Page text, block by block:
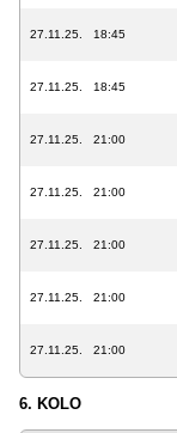
27.11.25. 18:45
27.11.25. 18:45
27.11.25. 21:00
27.11.25. 21:00
27.11.25. 21:00
27.11.25. 21:00
27.11.25. 21:00
6. KOLO